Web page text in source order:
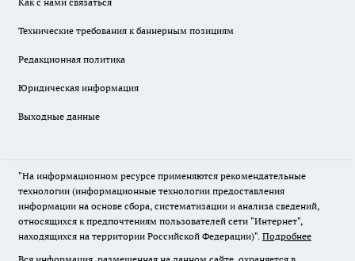
Технические требования к баннерным позициям
Редакционная политика
Юридическая информация
Выходные данные
"На информационном ресурсе применяются рекомендательные
технологии (информационные технологии предоставления
информации на основе сбора, систематизации и анализа сведений,
относящихся к предпочтениям пользователей сети "Интернет",
находящихся на территории Российской Федерации)". Подробнее